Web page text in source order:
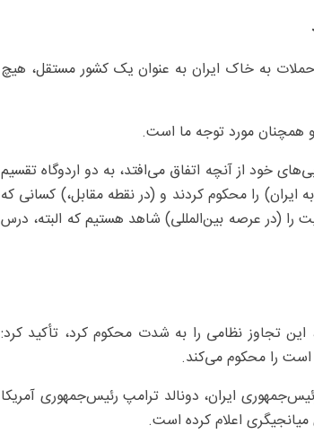
به خاک ایران به عنوان یک کشور مستقل، هیچ
همچنان مورد توجه ما است.
خود از آنچه اتفاق می‌افتد، به دو اردوگاه تقسیم
ایران) را محکوم کردند و (در نقطه مقابل،) کسانی که
(در عرصه بین‌المللی) شاهد هستیم که البته، درس
تجاوز نظامی را به شدت محکوم کرد، تأکید کرد:
است را محکوم می‌کند.
ایران، دونالد ترامپ رئیس‌جمهوری آمریکا
میانجیگری اعلام کرده است.